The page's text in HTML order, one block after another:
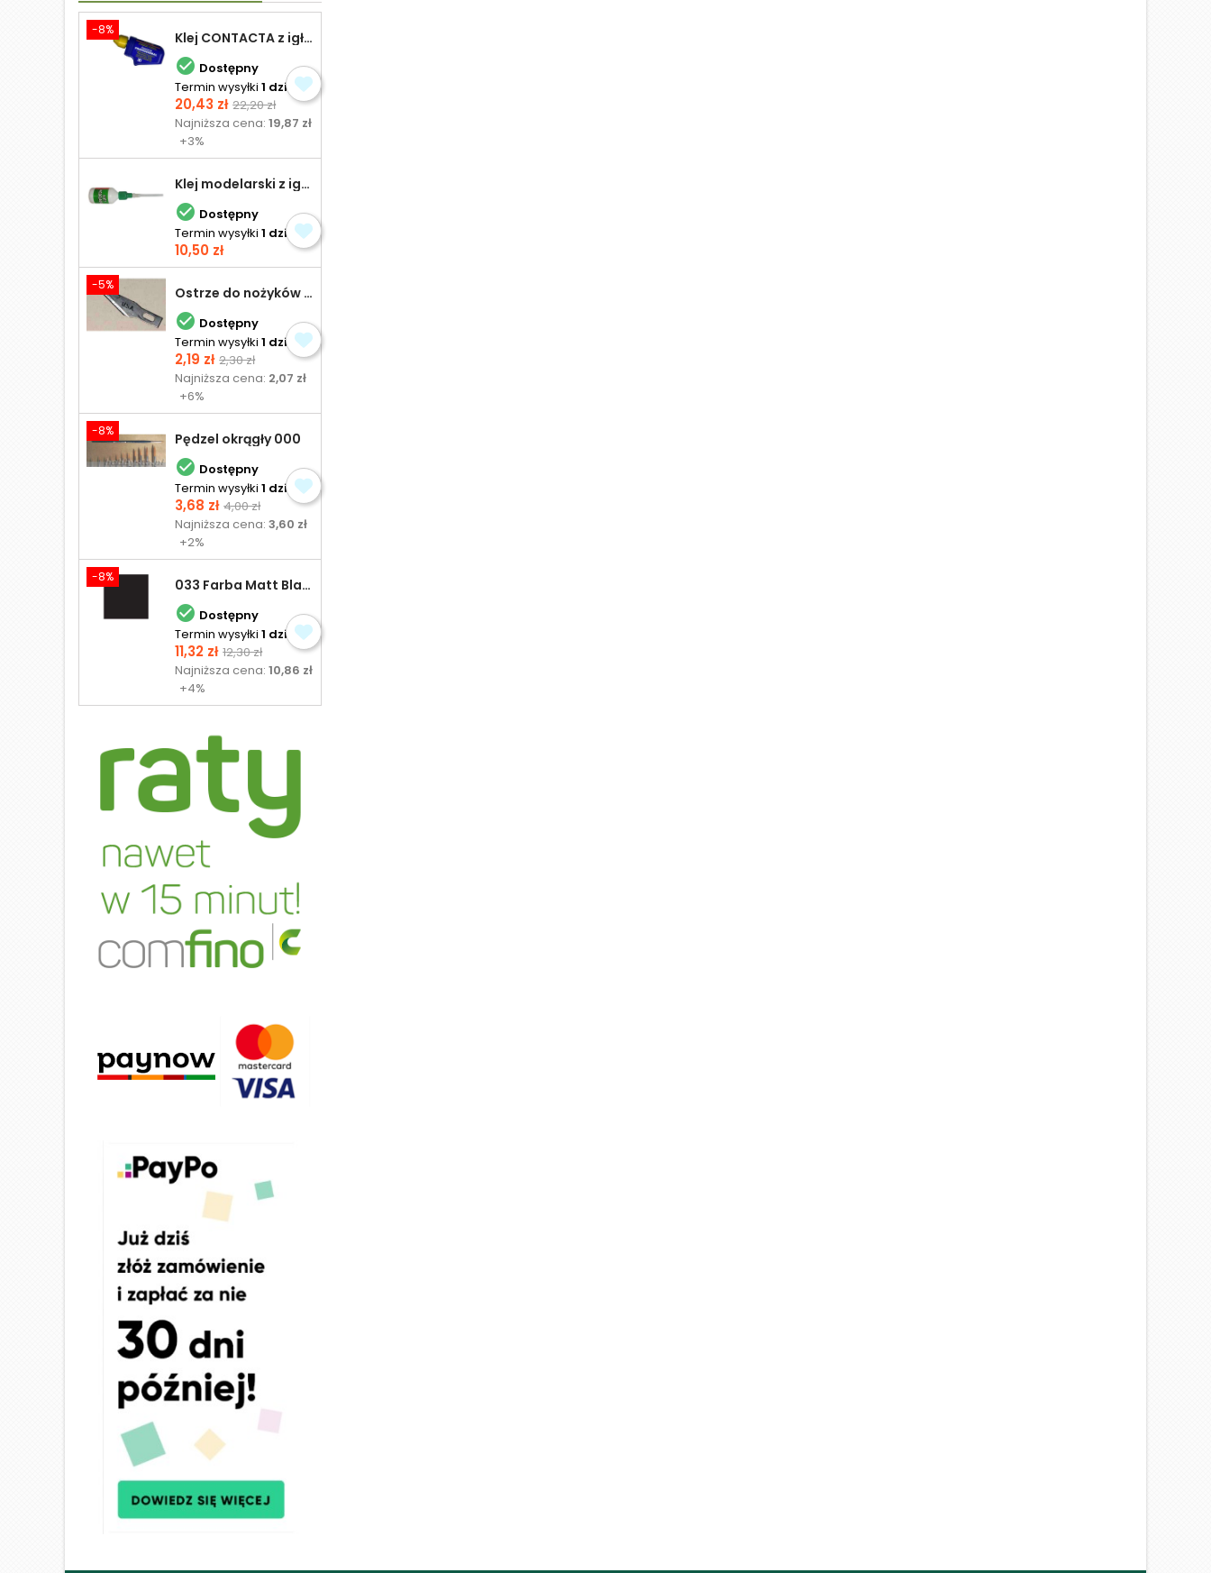
-8% Klej CONTACTA z igłą do plastiku 25,0 g
 Dostępny
Termin wysyłki 1 dzień
Cena
20,43 zł Cena
podstawowa
22,20 zł
Najniższa cena:19,87 zł
+3%
Klej modelarski z igłą 30 ml
 Dostępny
Termin wysyłki 1 dzień
Cena
10,50 zł
-5% Ostrze do nożyków Excel
 Dostępny
Termin wysyłki 1 dzień
Cena
2,19 zł Cena
podstawowa
2,30 zł
Najniższa cena: 2,07 zł
+6%
-8% Pędzel okrągły 000
 Dostępny
Termin wysyłki 1 dzień
Cena
3,68 zł Cena
podstawowa
4,00 zł
Najniższa cena:3,60 zł
+2%
-8% 033 Farba Matt Black - olejna
 Dostępny
Termin wysyłki 1 dzień
Cena
11,32 zł Cena
podstawowa
12,30 zł
Najniższa cena:10,86 zł
+4%